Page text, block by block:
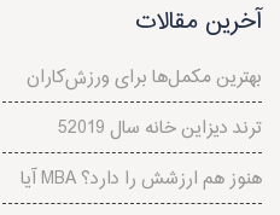
آخرین مقالات
بهترین مکمل‌ها برای ورزش‌کاران
5ترند دیزاین خانه سال 2019
آیا MBA هنوز هم ارزشش را دارد؟